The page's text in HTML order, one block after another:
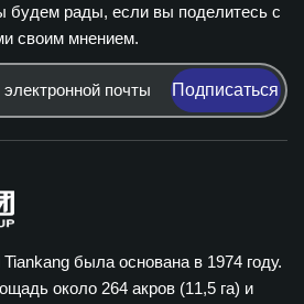
будем рады, если вы поделитесь с
своим мнением.
Подписаться
была основана в 1974 году.
около 264 акров (11,5 га) и